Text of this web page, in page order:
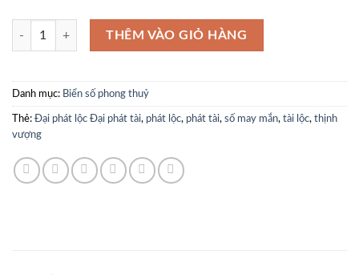
61K47788 số lượng
THÊM VÀO GIỎ HÀNG
Danh mục: Biển số phong thuỷ
Thẻ: Đại phát lộc Đại phát tài, phát lộc, phát tài, số may mắn, tài lộc, thịnh
vượng